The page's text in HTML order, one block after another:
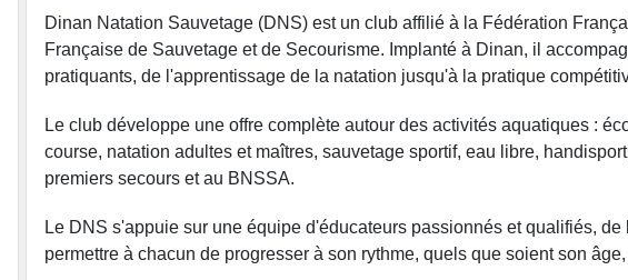
Dinan Natation Sauvetage (DNS) est un club affilié à la Fédération
Française de Sauvetage et de Secourisme. Implanté à Dinan, il
pratiquants, de l'apprentissage de la natation jusqu'à la pratique
Le club développe une offre complète autour des activités aquatiques :
course, natation adultes et maîtres, sauvetage sportif, eau libre,
premiers secours et au BNSSA.
Le DNS s'appuie sur une équipe d'éducateurs passionnés et qualifiés,
permettre à chacun de progresser à son rythme, quels que soient son